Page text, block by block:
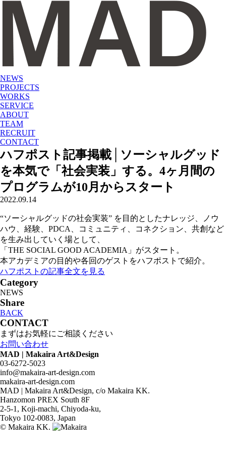
NEWS
PROJECTS
WORKS
SERVICE
ABOUT
TEAM
RECRUIT
CONTACT
ハフポスト記事掲載│ソーシャルグッド
を本気で「社会実装」する。4ヶ月間の
プログラムが10月からスタート
2022.09.14
“ソーシャルグッドの社会実装” を目的としたナレッジ、ノウ
ハウ、経験、PDCA、コミュニティ、コネクション、共創など
を生み出していく場として、
「THE SOCIAL GOOD ACADEMIA」がスタート。
本アカデミアの目的や各回のゲストをハフポストで紹介。
ハフポストの記事全文を見る
Category
NEWS
Share
BACK
CONTACT
まずはお気軽にご相談ください
お問い合わせ
MAD | Makaira Art&Design
03-6272-5023
info@makaira-art-design.com
makaira-art-design.com
MAD | Makaira Art&Design, c/o Makaira KK.
Hanzomon PREX South 8F
2-5-1, Koji-machi, Chiyoda-ku,
Tokyo 102-0083, Japan
© Makaira KK.